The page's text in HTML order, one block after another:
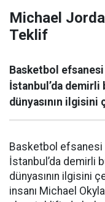
Michael
Teklif
Basketbol
İstanbul’da
dünyasının ilgisini
Basketbol efsanesi
İstanbul’da demirli
dünyasının ilgisini
insanı Michael